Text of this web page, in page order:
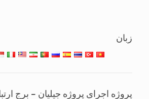
زبان
پروژه اجرای پروژه جیلیان – برج